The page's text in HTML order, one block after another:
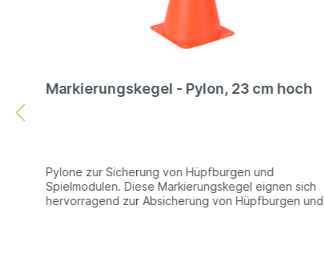
Markierungskegel - Pylon, 23 cm hoch
Pylone zur Sicherung von Hüpfburgen und
Spielmodulen. Diese Markierungskegel eignen sich
hervorragend zur Absicherung von Hüpfburgen und